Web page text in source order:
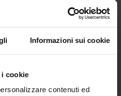
Informazioni sui cookie
cookie
contenuti ed